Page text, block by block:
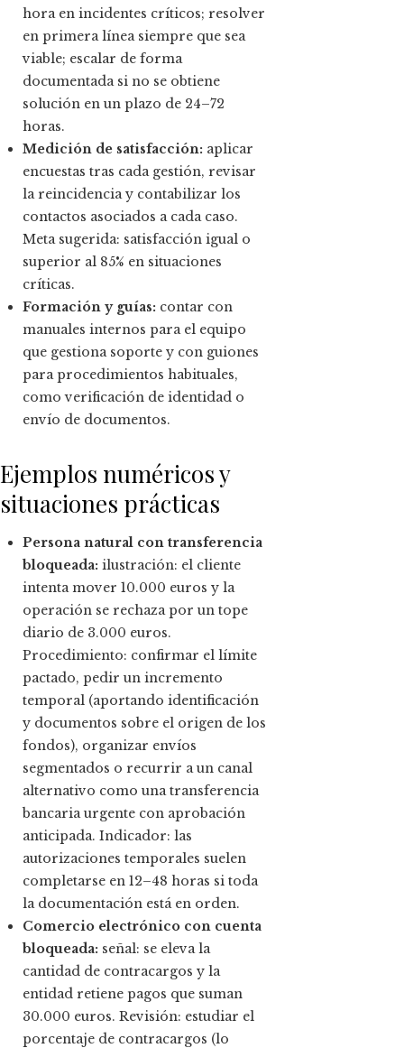
hora en incidentes críticos; resolver
en primera línea siempre que sea
viable; escalar de forma
documentada si no se obtiene
solución en un plazo de 24–72
horas.
Medición de satisfacción: aplicar
encuestas tras cada gestión, revisar
la reincidencia y contabilizar los
contactos asociados a cada caso.
Meta sugerida: satisfacción igual o
superior al 85% en situaciones
críticas.
Formación y guías: contar con
manuales internos para el equipo
que gestiona soporte y con guiones
para procedimientos habituales,
como verificación de identidad o
envío de documentos.
Ejemplos numéricos y
situaciones prácticas
Persona natural con transferencia
bloqueada: ilustración: el cliente
intenta mover 10.000 euros y la
operación se rechaza por un tope
diario de 3.000 euros.
Procedimiento: confirmar el límite
pactado, pedir un incremento
temporal (aportando identificación
y documentos sobre el origen de los
fondos), organizar envíos
segmentados o recurrir a un canal
alternativo como una transferencia
bancaria urgente con aprobación
anticipada. Indicador: las
autorizaciones temporales suelen
completarse en 12–48 horas si toda
la documentación está en orden.
Comercio electrónico con cuenta
bloqueada: señal: se eleva la
cantidad de contracargos y la
entidad retiene pagos que suman
30.000 euros. Revisión: estudiar el
porcentaje de contracargos (lo